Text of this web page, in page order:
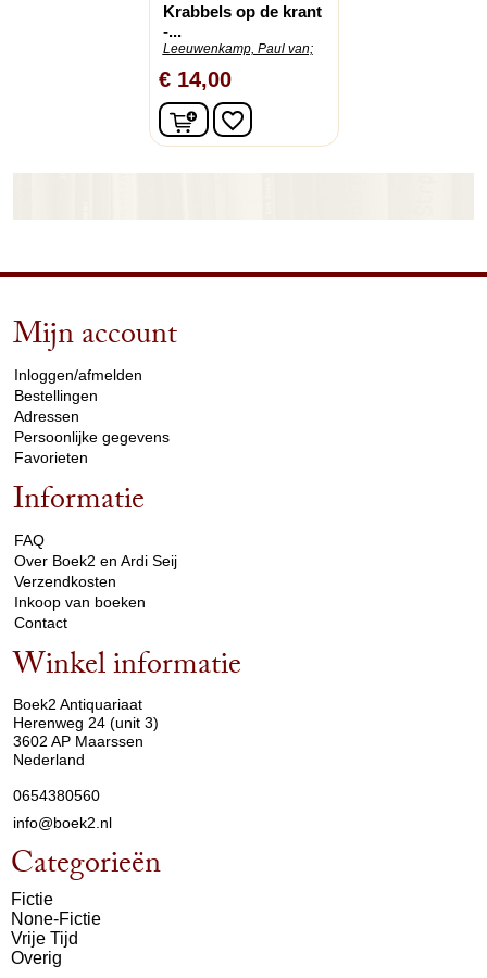
Krabbels op de krant
-...
Leeuwenkamp, Paul van;
€ 14,00
In winkelwagen
favorite_border
Mijn account
Inloggen/afmelden
Bestellingen
Adressen
Persoonlijke gegevens
Favorieten
Informatie
FAQ
Over Boek2 en Ardi Seij
Verzendkosten
Inkoop van boeken
Contact
Winkel informatie
Boek2 Antiquariaat
Herenweg 24 (unit 3)
3602 AP Maarssen
Nederland
0654380560
info@boek2.nl
Categorieën
Fictie
None-Fictie
Vrije Tijd
Overig